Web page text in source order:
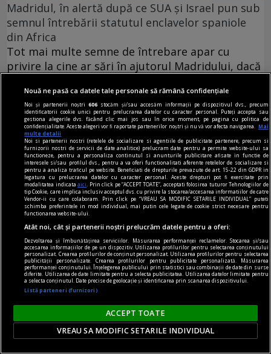
Madridul, în alertă după ce SUA și Israel pun sub
semnul întrebării statutul enclavelor spaniole
din Africa
Tot mai multe semne de întrebare apar cu
privire la cine ar sări în ajutorul Madridului, dacă
Ceuta și Melilla.
Inteligența artificială transformă
departamentele de resurse umane. Milioane de
locuri de muncă ar putea fi afectate
Adoptarea accelerată a inteligenței artificiale
schimbă profund modul în care companiile își
Nouă ne pasă ca datele tale personale să rămână confidențiale
Noi și partenerii noștri606 stocăm și/sau accesăm informații pe dispozitivul dvs., precum
identificatorii cookie unici pentru prelucrarea datelor cu caracter personal. Puteți accepta sau
gestiona alegerile dvs. făcând clic mai jos sau în orice moment, pe pagina cu politica de
confidențialitate. Aceste alegeri vor fi raportate partenerilor noștri și nu vă vor afecta navigarea.
Mai
multe detalii
Noi si partenerii nostri (retelele de socializare si agentiile de publicitate partenere, precum si
furnizorii nostri de servicii de date analitice) prelucram date pentru a permite website-ului sa
functioneze, pentru a personaliza continutul si anunturile publicitare afisate in functie de
interesele si/sau profilul dvs., pentru a va oferi functionalitati aferente retelelor de socializare si
pentru a analiza traficul pe website. Beneficiati de drepturile prevazute de art. 15-22 din GDPR in
legatura cu prelucrarea datelor cu caracter personal. Aceste drepturi pot fi exercitate prin
modalitatea indicataaici
. Prin click pe “ACCEPT TOATE”, acceptati folosirea tuturor Tehnologiilor de
tip Cookie, care implica inclusiv acceptul dvs. cu privire la stocarea/accesarea informatiilor de catre
Vendor-ii cu care colaboram. Prin click pe “VREAU SA MODIFIC SETARILE INDIVIDUAL” puteti
schimba preferintele in mod individual, mai putin cele legate de cookie strict necesare pentru
functionarea website-ului.
Atât noi, cât și partenerii noștri prelucrăm datele pentru a oferi:
Dezvoltarea și îmbunătățirea serviciilor. Măsurarea performanței reclamelor. Stocarea și/sau
accesarea informațiilor de pe un dispozitiv. Utilizarea profilurilor pentru selectarea conținutului
personalizat. Crearea profilurilor de conținut personalizat. Utilizarea profilurilor pentru selectarea
publicității personalizate. Crearea profilurilor pentru publicitate personalizată. Măsurarea
performanței conținutului. Înțelegerea publicului prin statistici sau combinații de date din surse
diferite. Utilizarea de date limitate pentru a selecta publicitatea. Utilizarea datelor limitate pentru
a selecta conținutul. Date precise de geolocație și identificarea prin scanarea dispozitivului.
Listă parteneri (furnizori)
ACCEPT TOATE
VREAU SA MODIFIC SETARILE INDIVIDUAL